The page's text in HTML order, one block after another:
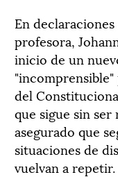
En
profesora,
inicio de un
"incomprensible"
del
que sigue sin
asegurado que
situaciones de
vuelvan a repetir.